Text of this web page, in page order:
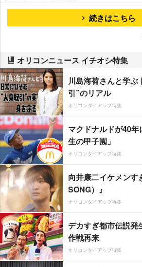
続きはこちら
オリコンニュース イチオシ特集
川島海荷さんと学ぶ
引”のリアル
オリコンタイアップ特集
マクドナルドが40
生の甲子園」
オリコンタイアップ特集
向井康二イケメンす
SONG）』
オリコンタイアップ特集
デカすぎ都市伝説
作戦再来
オリコンタイアップ特集